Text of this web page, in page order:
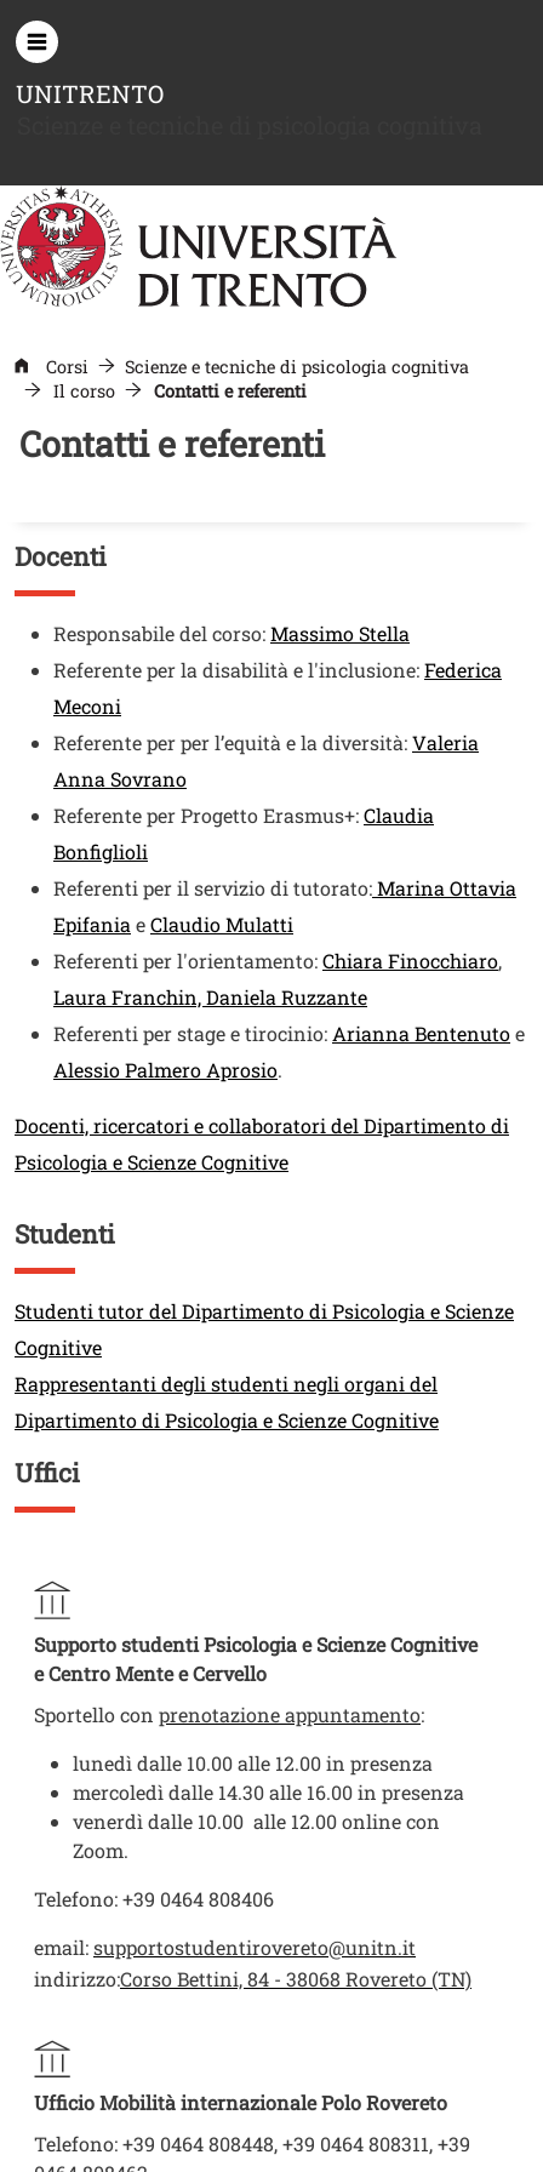
UNITRENTO
Corsi
Scienze e tecniche di psicologia cognitiva
Il corso
Contatti e referenti
Contatti e referenti
Titolo
Docenti
TestoResponsabile del corso:Massimo Stella
Referente per la disabilità e l'inclusione:Federica
Meconi
Referente per per l’equità e la diversità:Valeria
Anna Sovrano
Referente per Progetto Erasmus+:Claudia
Bonfiglioli
Referenti per il servizio di tutorato:Marina Ottavia
EpifaniaeClaudio Mulatti
Referenti per l'orientamento:Chiara Finocchiaro,
Laura Franchin, Daniela Ruzzante
Referenti per stage e tirocinio:Arianna Bentenutoe
Alessio Palmero Aprosio.
Link
Docenti, ricercatori e collaboratori del Dipartimento di
Psicologia e Scienze Cognitive
Titolo
Studenti
Link
Studenti tutor del Dipartimento di Psicologia e Scienze
Cognitive
Rappresentanti degli studenti negli organi del
Dipartimento di Psicologia e Scienze Cognitive
Titolo
Uffici
Supporto studenti Psicologia e Scienze Cognitive
e Centro Mente e Cervello
Sportello con prenotazione appuntamento:
lunedì dalle 10.00 alle 12.00 in presenza
mercoledì dalle 14.30 alle 16.00 in presenza
venerdì dalle 10.00 alle 12.00 online con
Zoom.
Telefono: +39 0464 808406
email:supportostudentirovereto@unitn.it
indirizzo:Corso Bettini, 84 - 38068 Rovereto (TN)
Ufficio Mobilità internazionale Polo Rovereto
Telefono: +39 0464 808448, +39 0464 808311, +39